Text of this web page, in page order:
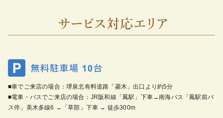
■車でご来店の場合：堺泉北有料道路「菱木」出口より約5分
■電車・バスでご来店の場合：JR阪和線「鳳駅」下車→南海バス「鳳駅前バ
ス停」美木多線6 →「草部」下車 → 徒歩300m